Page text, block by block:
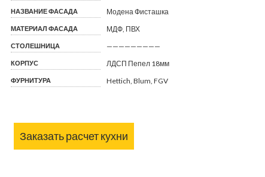
НАЗВАНИЕ ФАСАДА Модена Фисташка
МАТЕРИАЛ ФАСАДА МДФ, ПВХ
СТОЛЕШНИЦА —————————
КОРПУС ЛДСП Пепел 18мм
ФУРНИТУРА Hettich, Blum, FGV
Заказать расчет кухни